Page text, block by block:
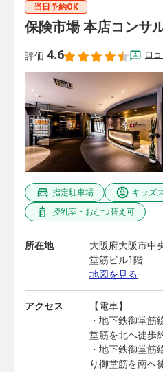
当日予約OK
保険市場 本店コンサ
評価 4.6 口
指定駐車場
キッズ
授乳室・おむつ替え可
所在地
大阪府大阪市中
堂筋ビル1階
地図を見る
アクセス
【電車】
・地下鉄御堂筋
堂筋を北へ徒歩
・地下鉄御堂筋
り御堂筋を南へ